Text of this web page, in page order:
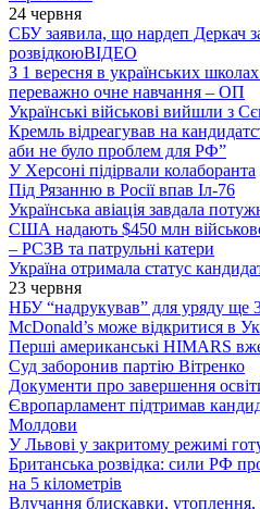
24 червня
СБУ заявила, що нардеп Деркач
розвідкоюВІДЕО
З 1 вересня в українських
переважно очне навчання – ОП
Українські військові вийшли з
Кремль відреагував на
аби не було проблем для РФ”
У Херсоні підірвали колаборанта
Під Рязанню в Росії впав Іл-76
Українська авіація завдала
США надають $450 млн
– РСЗВ та патрульні катери
Україна отримала статус
23 червня
НБУ “надрукував” для уряду ще
McDonald’s може відкритися в
Перші американські HIMARS вже
Суд заборонив партію Вітренко
Документи про завершення
Європарламент підтримав
Молдови
У Львові у закритому режимі
Британська розвідка: сили РФ
на 5 кілометрів
Влучання блискавки, утоплення,